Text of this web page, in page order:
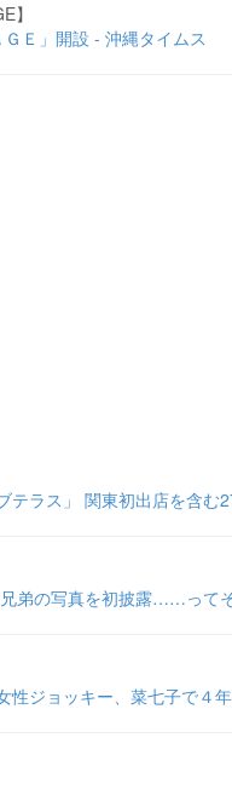
】
Ｅ」開設 - 沖縄タイムス
テラス」 関東初出店を含む
弟の写真を初披露……って
性ジョッキー、菜七子で４